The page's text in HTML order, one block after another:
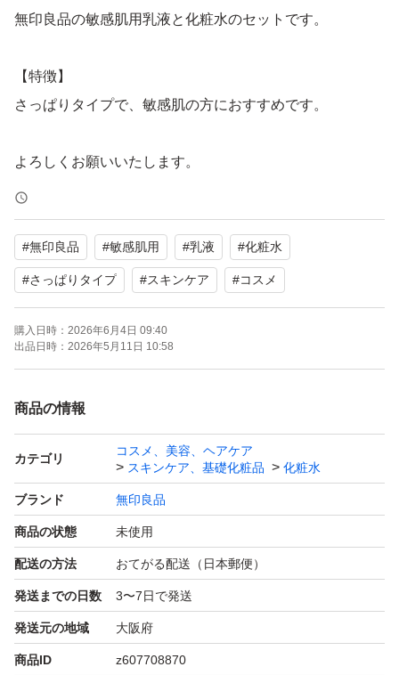
無印良品の敏感肌用乳液と化粧水のセットです。
【特徴】
さっぱりタイプで、敏感肌の方におすすめです。
よろしくお願いいたします。
#無印良品 #敏感肌用 #乳液 #化粧水
#さっぱりタイプ #スキンケア #コスメ
購入日時： 2026年6月4日 09:40
出品日時： 2026年5月11日 10:58
商品の情報
カテゴリ
コスメ、美容、ヘアケア
スキンケア、基礎化粧品
化粧水
ブランド 無印良品
商品の状態 未使用
配送の方法 おてがる配送（日本郵便）
発送までの日数 3〜7日で発送
発送元の地域 大阪府
商品ID z607708870